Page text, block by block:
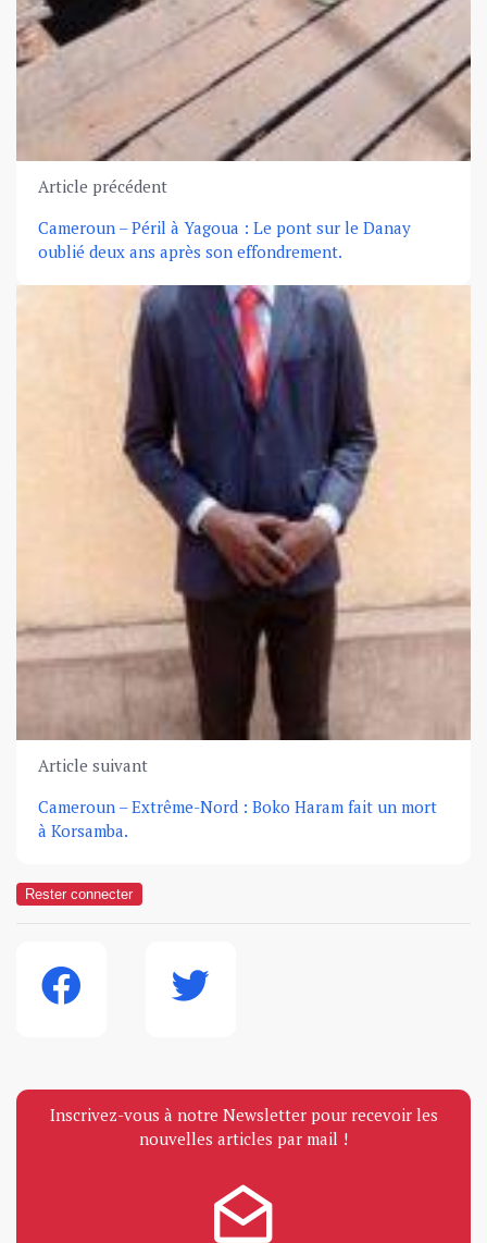
Article précédent
Cameroun – Péril à Yagoua : Le pont sur le Danay
oublié deux ans après son effondrement.
Article suivant
Cameroun – Extrême-Nord : Boko Haram fait un mort
à Korsamba.
Rester connecter
Inscrivez-vous à notre Newsletter pour recevoir les
nouvelles articles par mail !